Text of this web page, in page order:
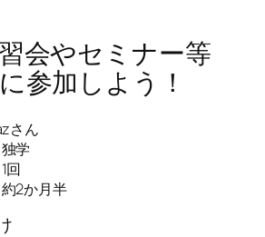
会やセミナー等
参加しよう！
さん
学
回
2か月半